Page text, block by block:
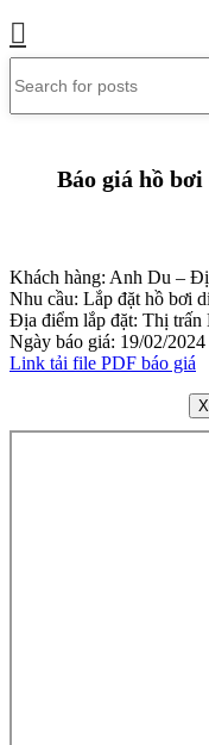
Báo giá hồ
Khách hàng: Anh Du –
Nhu cầu: Lắp đặt hồ bơi
Địa điểm lắp đặt: Thị
Ngày báo giá: 19/02/2024
Link tải file PDF báo giá